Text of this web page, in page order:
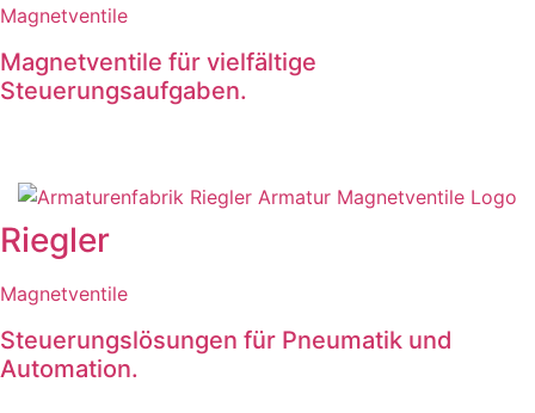
Magnetventile
Magnetventile für vielfältige
Steuerungsaufgaben.
Riegler
Magnetventile
Steuerungslösungen für Pneumatik und
Automation.